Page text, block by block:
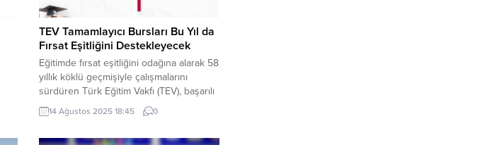
TEV Tamamlayıcı Bursları Bu Yıl da
Fırsat Eşitliğini Destekleyecek
Eğitimde fırsat eşitliğini odağına alarak 58
yıllık köklü geçmişiyle çalışmalarını
sürdüren Türk Eğitim Vakfı (TEV), başarılı
ve imkanları sınırlı öğrencilerin öğrenim
hayatlarına kesintisiz devam
14 Ağustos 2025 18:45 0